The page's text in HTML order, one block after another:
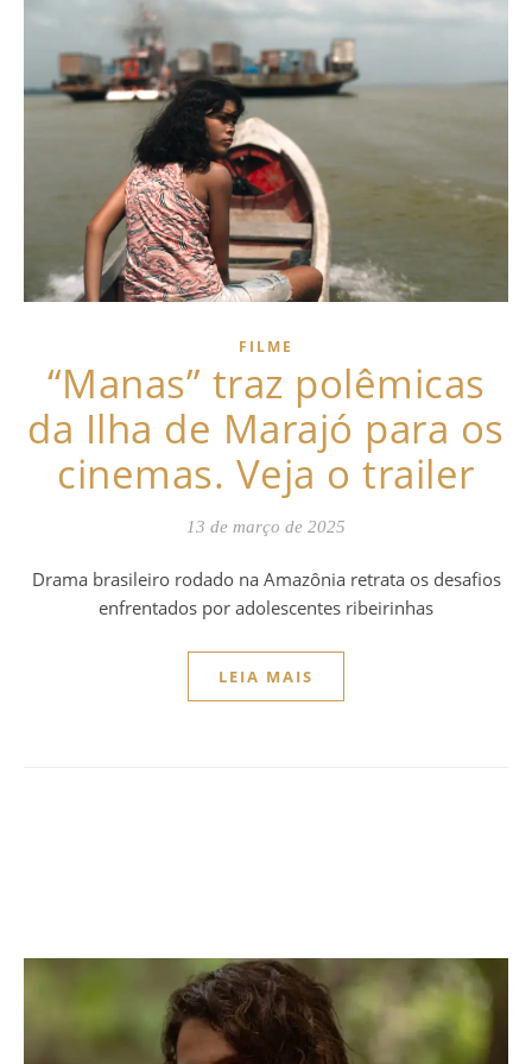
FILME
“Manas” traz polêmicas
da Ilha de Marajó para os
cinemas. Veja o trailer
13 de março de 2025
Drama brasileiro rodado na Amazônia retrata os desafios
enfrentados por adolescentes ribeirinhas
LEIA MAIS